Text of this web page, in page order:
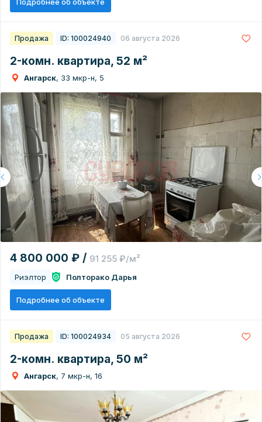
Продажа ID: 100024940 06 августа 2026
2-комн. квартира, 52 м²
Ангарск, 33 мкр-н, 5
4 800 000 ₽ / 91 255 ₽/м²
Риэлтор Полторако Дарья
Подробнее об объекте
Продажа ID: 100024934 05 августа 2026
2-комн. квартира, 50 м²
Ангарск, 7 мкр-н, 16